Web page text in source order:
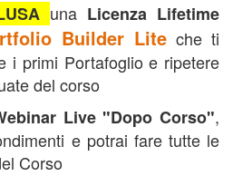
una Licenza Lifetime
Builder Lite che ti
i primi Portafoglio e ripetere
del corso
Live "Dopo Corso",
e potrai fare tutte le
Corso